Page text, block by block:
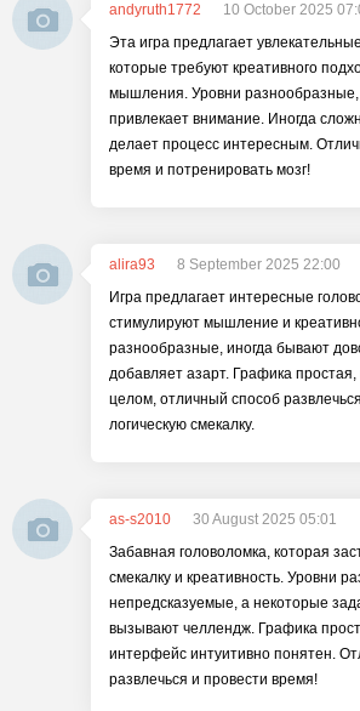
andyruth1772
10 October 2025
Эта игра предлагает
которые требуют креативного
мышления. Уровни разнообразные,
привлекает внимание. Иногда
делает процесс интересным.
время и потренировать мозг!
alira93
8 September 2025 22:00
Игра предлагает интересные
стимулируют мышление и
разнообразные, иногда бывают
добавляет азарт. Графика
целом, отличный способ
логическую смекалку.
as-s2010
30 August 2025 05:01
Забавная головоломка, которая
смекалку и креативность. Уровни
непредсказуемые, а некоторые
вызывают челлендж. Графика
интерфейс интуитивно понятен.
развлечься и провести время!